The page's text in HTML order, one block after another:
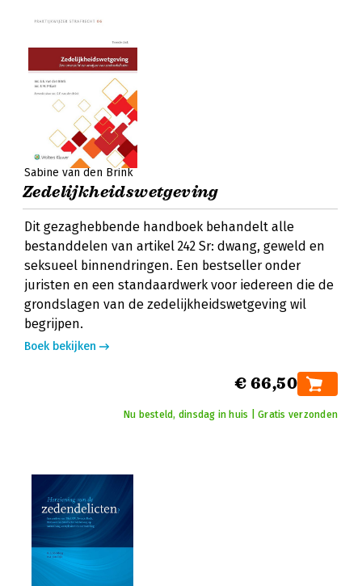
Sabine van den Brink
Zedelijkheidswetgeving
Dit gezaghebbende handboek behandelt alle
bestanddelen van artikel 242 Sr: dwang, geweld en
seksueel binnendringen. Een bestseller onder
juristen en een standaardwerk voor iedereen die de
grondslagen van de zedelijkheidswetgeving wil
begrijpen.
Boek bekijken
€ 66,50
Nu besteld, dinsdag in huis | Gratis verzonden